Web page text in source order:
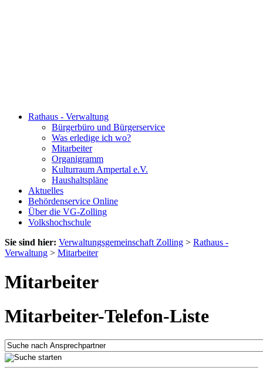
Rathaus - Verwaltung
Bürgerbüro und Bürgerservice
Was erledige ich wo?
Mitarbeiter
Organigramm
Kulturraum Ampertal e.V.
Haushaltspläne
Aktuelles
Behördenservice Online
Über die VG-Zolling
Volkshochschule
Sie sind hier: Verwaltungsgemeinschaft Zolling > Rathaus -
Verwaltung > Mitarbeiter
Mitarbeiter
Mitarbeiter-Telefon-Liste